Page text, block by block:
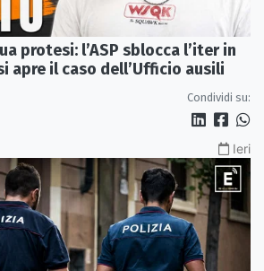
protesi: l’ASP sblocca l’iter in
apre il caso dell’Ufficio ausili
Condividi su:
Ieri